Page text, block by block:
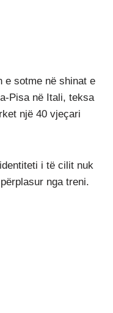
e sotme në shinat e
Pisa në Itali, teksa
një 40 vjeçari
i të cilit nuk
nga treni.